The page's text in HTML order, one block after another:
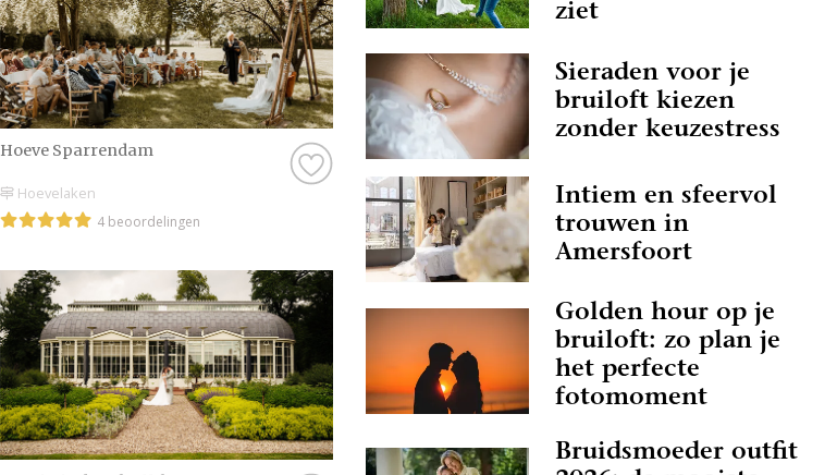
Hoeve Sparrendam
Hoevelaken
4 beoordelingen
ziet
Sieraden voor je
bruiloft kiezen
zonder keuzestress
Intiem en sfeervol
trouwen in
Amersfoort
Golden hour op je
bruiloft: zo plan je
het perfecte
fotomoment
Bruidsmoeder outfit